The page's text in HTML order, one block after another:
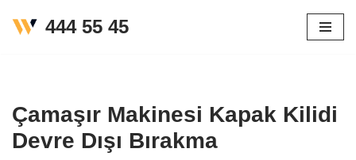
444 55 45
Çamaşır Makinesi Kapak Kilidi
Devre Dışı Bırakma